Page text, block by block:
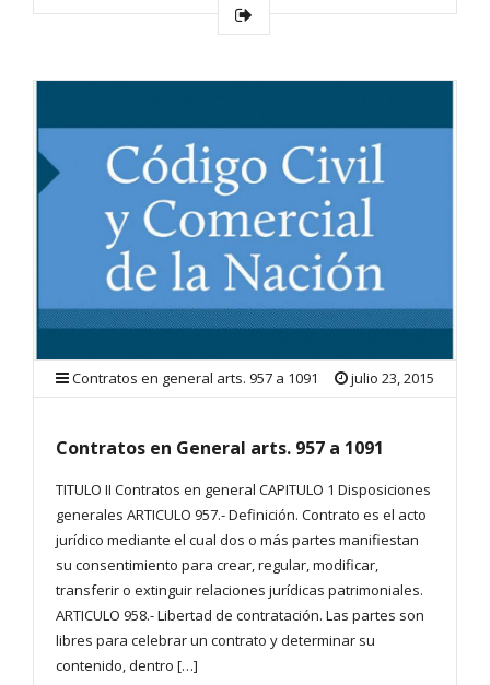
Contratos en general arts. 957 a 1091 julio 23, 2015
Contratos en General arts. 957 a 1091
TITULO II Contratos en general CAPITULO 1 Disposiciones
generales ARTICULO 957.- Definición. Contrato es el acto
jurídico mediante el cual dos o más partes manifiestan
su consentimiento para crear, regular, modificar,
transferir o extinguir relaciones jurídicas patrimoniales.
ARTICULO 958.- Libertad de contratación. Las partes son
libres para celebrar un contrato y determinar su
contenido, dentro […]